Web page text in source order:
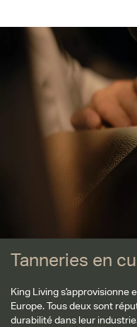
Tanneries en
King Living s’approvisionne
Europe. Tous deux sont
durabilité dans leur